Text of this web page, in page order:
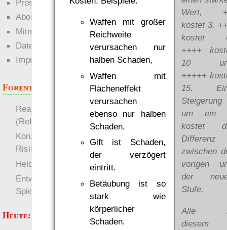
Wert,
kostet 3,
kostet
++++
10
+++++
15.
Steigerung
um ein
kostet
Differenz
zwischen
vorigen
der
Stufe.
Alle
diesem
Waffen mit großer
Reichweite
verursachen nur
halben Schaden,
Waffen mit
Flächeneffekt
verursachen
ebenso nur halben
Schaden,
Gift ist Schaden,
der verzögert
eintritt.
Betäubung ist so
stark wie
körperlicher
Schaden.
Prosa
Abonnieren
Mitmachen
Datenschutz
Impressum
Forenthemen
Realistische Kämpfe
(ReKa)
Konzept für Schwächen:
Risiko
Heldendokument
Entwicklung von
Spielwelten
more
Heute: